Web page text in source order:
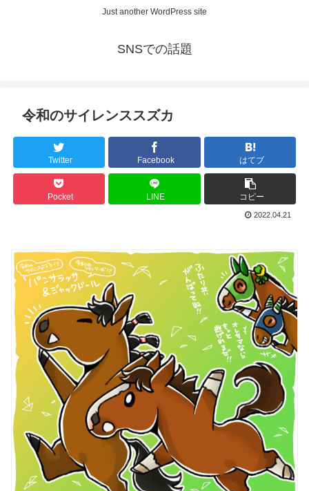
Just another WordPress site
SNSでの話題
令和のサイレンススズカ
Twitter Facebook はてブ
Pocket LINE コピー
2022.04.21